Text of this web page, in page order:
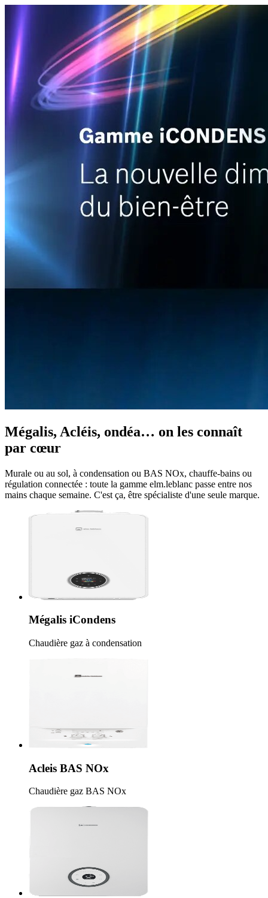
Mégalis, Acléis, ondéa… on les connaît
par cœur
Murale ou au sol, à condensation ou BAS NOx, chauffe-bains ou
régulation connectée : toute la gamme elm.leblanc passe entre nos
mains chaque semaine. C'est ça, être spécialiste d'une seule marque.
Mégalis iCondens
Chaudière gaz à condensation
Acleis BAS NOx
Chaudière gaz BAS NOx